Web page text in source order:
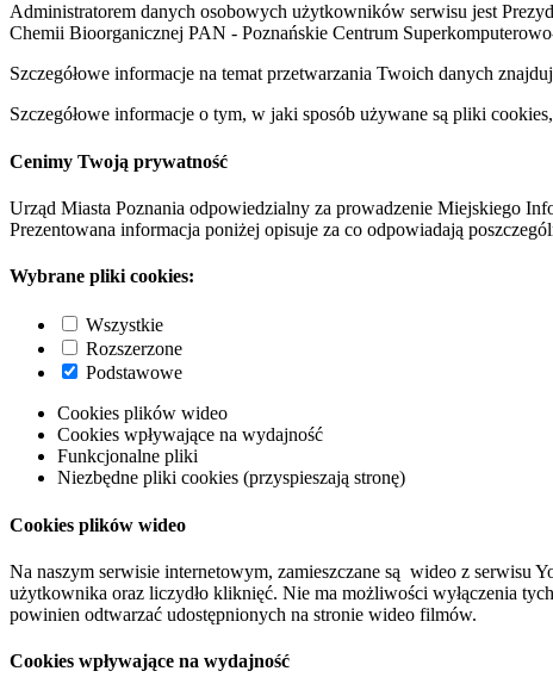
Administratorem danych osobowych użytkowników serwisu jest
Chemii Bioorganicznej PAN - Poznańskie Centrum
Szczegółowe informacje na temat przetwarzania Twoich danych
Szczegółowe informacje o tym, w jaki sposób używane są pliki
Cenimy Twoją prywatność
Urząd Miasta Poznania odpowiedzialny za prowadzenie Miejskiego
Prezentowana informacja poniżej opisuje za co odpowiadają
Wybrane pliki cookies:
Wszystkie
Rozszerzone
Podstawowe
Cookies plików wideo
Cookies wpływające na wydajność
Funkcjonalne pliki
Niezbędne pliki cookies (przyspieszają stronę)
Cookies plików wideo
Na naszym serwisie internetowym, zamieszczane są wideo z serwisu
użytkownika oraz liczydło kliknięć. Nie ma możliwości wyłączenia
powinien odtwarzać udostępnionych na stronie wideo filmów.
Cookies wpływające na wydajność